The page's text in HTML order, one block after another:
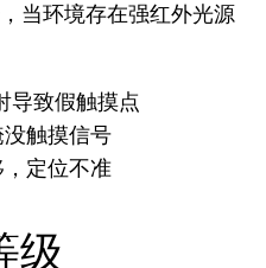
当环境存在强红外光源
导致假触摸点
没触摸信号
，定位不准
级